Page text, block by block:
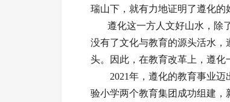
瑞山下，就有力地证明了遵化的
遵化这一方人文好山水，除了
没有了文化与教育的源头活水
头。因此，在教育改革上，遵化
2021年，遵化的教育事业迈
验小学两个教育集团成功组建